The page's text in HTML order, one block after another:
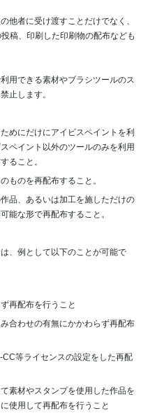
他者に受け渡すことだけでなく、
稿、印刷した印刷物の配布なども
用できる素材やブラシツールのス
止します。
めにだけにアイビスペイントを利
ペイント以外のツールのみを利用
ること。
ものを再配布すること。
品、あるいは加工を施しただけの
能な形で再配布すること。
、例として以下のことが可能で
再配布を行うこと
合わせの有無にかかわらず再配布
等ライセンスの設定をした再配
素材やスタンプを使用した作品を
使用して再配布を行うこと